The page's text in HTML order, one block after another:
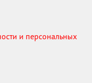
и персональных